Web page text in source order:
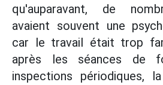
qu'auparavant, de
avaient souvent une
car le travail était trop
après les séances de
inspections périodiques,